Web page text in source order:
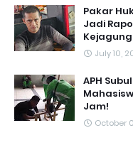
Pakar
Jadi
Kejagung
July 10,
APH
Jam!
October